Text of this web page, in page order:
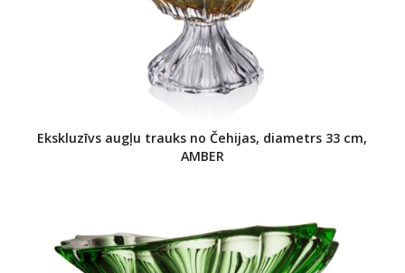
Ekskluzīvs augļu trauks no Čehijas, diametrs 33 cm,
AMBER